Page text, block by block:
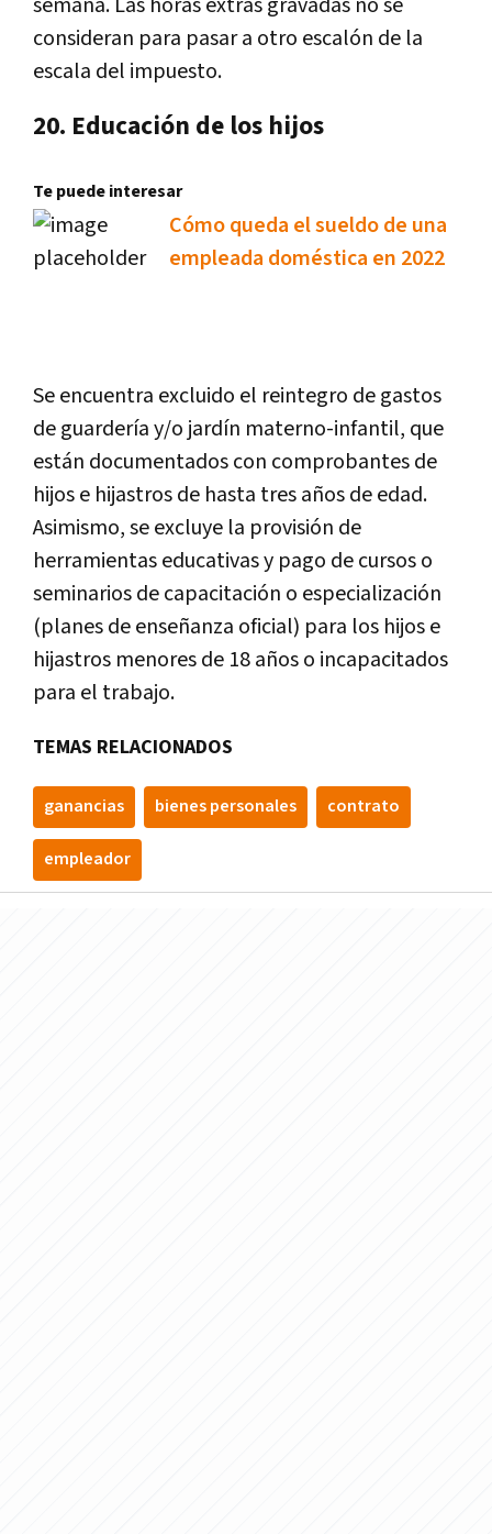
semana. Las horas extras gravadas no se
consideran para pasar a otro escalón de la
escala del impuesto.
20. Educación de los hijos
Te puede interesar
Cómo queda el sueldo de una
empleada doméstica en 2022
Se encuentra excluido el reintegro de gastos
de guardería y/o jardín materno-infantil, que
están documentados con comprobantes de
hijos e hijastros de hasta tres años de edad.
Asimismo, se excluye la provisión de
herramientas educativas y pago de cursos o
seminarios de capacitación o especialización
(planes de enseñanza oficial) para los hijos e
hijastros menores de 18 años o incapacitados
para el trabajo.
TEMAS RELACIONADOS
ganancias bienes personales contrato
empleador